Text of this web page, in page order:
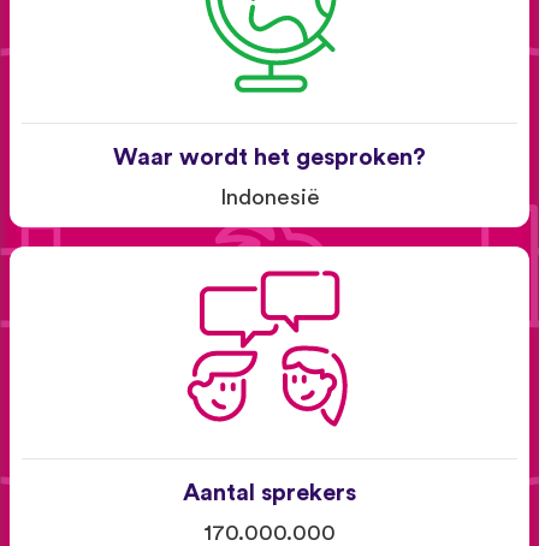
Waar wordt het gesproken?
Indonesië
Aantal sprekers
170.000.000